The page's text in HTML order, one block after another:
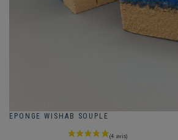
EPONGE WISHAB SOUPLE